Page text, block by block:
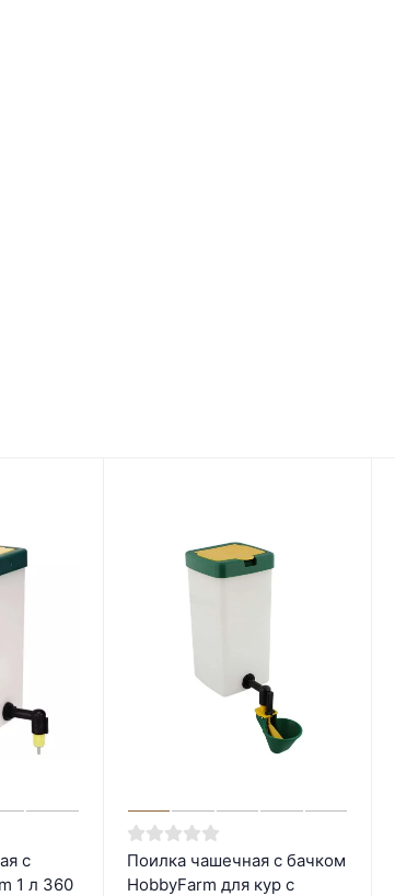
с
1 л 360
Поилка чашечная с бачком
HobbyFarm для кур с